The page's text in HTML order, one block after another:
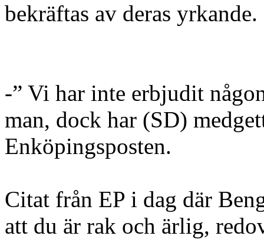
bekräftas av deras yrkande.
-” Vi har inte erbjudit
man, dock har (SD)
Enköpingsposten.
Citat från EP i dag där
att du är rak och ärlig,